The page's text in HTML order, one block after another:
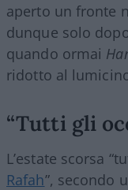
aperto un fronte
dunque solo
quando ormai
ridotto al
“Tutti gli
L’estate scorsa
Rafah”, secondo